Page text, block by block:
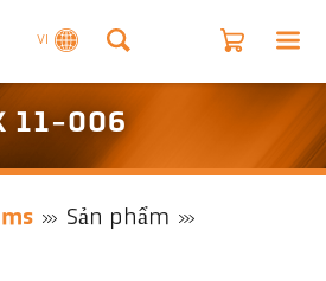
VI
11-006
Sản phẩm